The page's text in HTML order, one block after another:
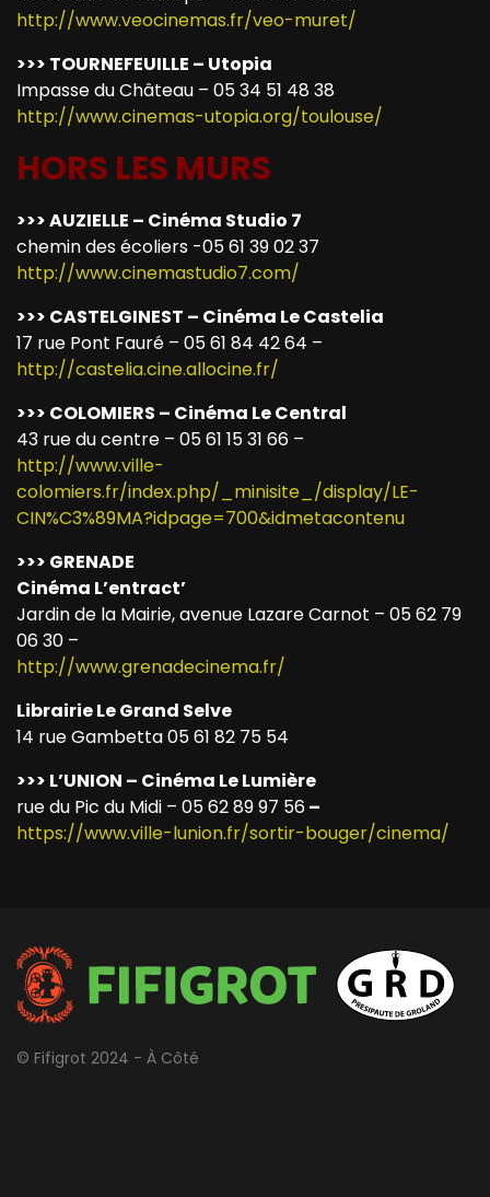
http://www.veocinemas.fr/veo-muret/
>>> TOURNEFEUILLE – Utopia
Impasse du Château – 05 34 51 48 38
http://www.cinemas-utopia.org/toulouse/
HORS LES MURS
>>> AUZIELLE – Cinéma Studio 7
chemin des écoliers -05 61 39 02 37
http://www.cinemastudio7.com/
>>> CASTELGINEST – Cinéma Le Castelia
17 rue Pont Fauré – 05 61 84 42 64 –
http://castelia.cine.allocine.fr/
>>> COLOMIERS – Cinéma Le Central
43 rue du centre – 05 61 15 31 66 –
http://www.ville-
colomiers.fr/index.php/_minisite_/display/LE-
CIN%C3%89MA?idpage=700&idmetacontenu
>>> GRENADE
Cinéma L’entract’
Jardin de la Mairie, avenue Lazare Carnot – 05 62 79
06 30 –
http://www.grenadecinema.fr/
Librairie Le Grand Selve
14 rue Gambetta 05 61 82 75 54
>>> L’UNION – Cinéma Le Lumière
rue du Pic du Midi – 05 62 89 97 56–
https://www.ville-lunion.fr/sortir-bouger/cinema/
© Fifigrot 2024 - À Côté